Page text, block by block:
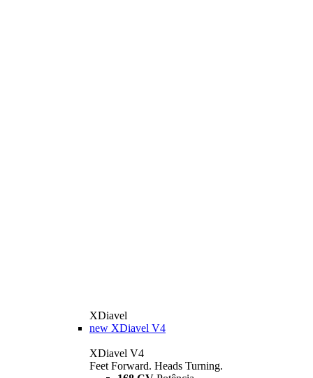
XDiavel
new XDiavel V4
XDiavel V4
Feet Forward. Heads Turning.